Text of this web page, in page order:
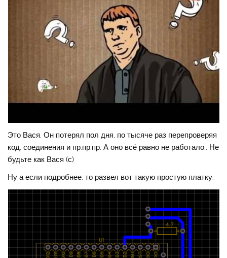
Это Вася. Он потерял пол дня, по тысяче раз перепроверяя
код, соединения и пр.пр.пр. А оно всё равно не работало.. Не
будьте как Вася (с)
Ну а если подробнее, то развел вот такую простую платку: